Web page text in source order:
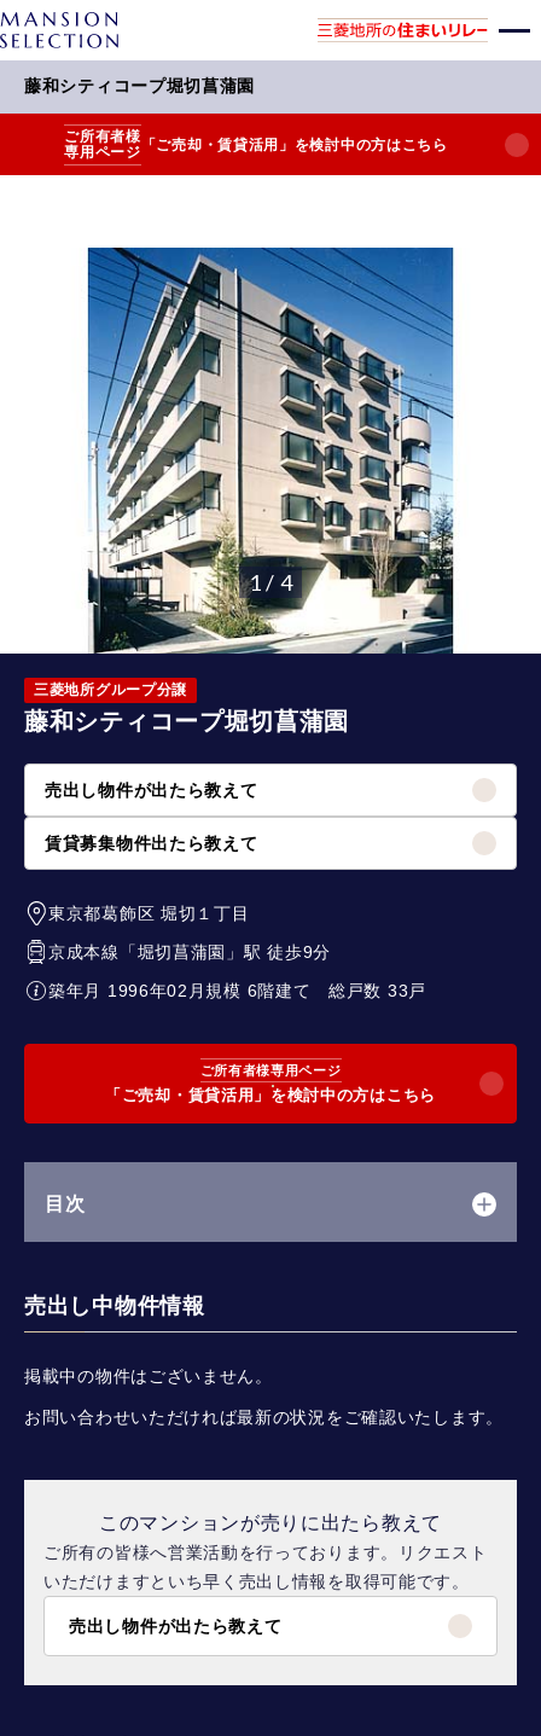
藤和シティコープ堀切菖蒲園
ご所有者様
専用ページ 「ご売却・賃貸活用」を検討中の方はこちら
1 / 4
三菱地所グループ分譲
藤和シティコープ堀切菖蒲園
売出し物件が出たら教えて
賃貸募集物件出たら教えて
東京都葛飾区 堀切１丁目
京成本線
「堀切菖蒲園 」駅 徒歩9分
築年月 1996年02月規模 6階建て総戸数 33戸
ご所有者様専用ページ
「ご売却・賃貸活用」を検討中の方はこちら
目次
売出し中物件情報
掲載中の物件はございません。
お問い合わせいただければ最新の状況をご確認いたします。
このマンションが売りに出たら教えて
ご所有の皆様へ営業活動を行っております。リクエスト
いただけますといち早く売出し情報を取得可能です。
売出し物件が出たら教えて